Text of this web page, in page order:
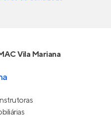
Vila Mariana